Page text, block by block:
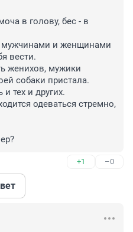
в голову, бес - в
мужчинами и женщинами
вести.
женихов, мужики
собаки пристала.
и тех и других.
одеваться стремно,
+1 –0